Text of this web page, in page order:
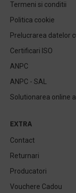
Termeni si conditii
Politica cookie
Prelucrarea datelor
Certificari ISO
ANPC
ANPC - SAL
Solutionarea online
EXTRA
Contact
Returnari
Producatori
Vouchere Cadou